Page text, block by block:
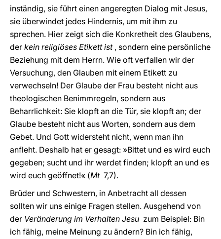
inständig, sie führt einen angeregten Dialog mit Jesus,
sie überwindet jedes Hindernis, um mit ihm zu
sprechen. Hier zeigt sich die Konkretheit des Glaubens,
der kein religiöses Etikett ist, sondern eine persönliche
Beziehung mit dem Herrn. Wie oft verfallen wir der
Versuchung, den Glauben mit einem Etikett zu
verwechseln! Der Glaube der Frau besteht nicht aus
theologischen Benimmregeln, sondern aus
Beharrlichkeit: Sie klopft an die Tür, sie klopft an; der
Glaube besteht nicht aus Worten, sondern aus dem
Gebet. Und Gott widersteht nicht, wenn man ihn
anfleht. Deshalb hat er gesagt: »Bittet und es wird euch
gegeben; sucht und ihr werdet finden; klopft an und es
wird euch geöffnet!« (Mt7,7).
Brüder und Schwestern, in Anbetracht all dessen
sollten wir uns einige Fragen stellen. Ausgehend von
der Veränderung im Verhalten Jesu zum Beispiel: Bin
ich fähig, meine Meinung zu ändern? Bin ich fähig,